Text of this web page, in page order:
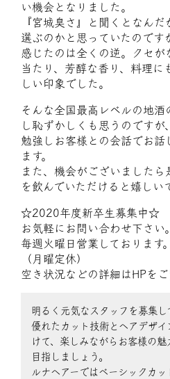
い機会となりました。
『宮城臭さ』と聞くとなん
選ぶのかと思っていたのです
感じたのは全くの逆。クセが
当たり、芳醇な香り、料理に
しい印象でした。
そんな全国最高レベルの地酒
し恥ずかしくも思うのですが
勉強しお客様との会話でお話
ます。
また、機会がございました
を飲んでいただけると嬉しい
☆2020年度新卒生募集中☆
お気軽にお問い合わせ下さい。
毎週火曜日営業しております。
（月曜定休）
空き状況などの詳細はHPをご
明るく元気なスタッフを募集し
優れたカット技術とヘアデザ
けて、楽しみながらお客様の
目指しましょう。
ルナヘアーではベーシックカ